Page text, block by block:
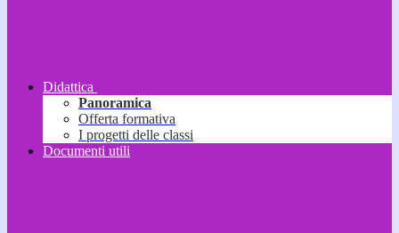
Didattica
Panoramica
Offerta formativa
I progetti delle classi
Documenti utili